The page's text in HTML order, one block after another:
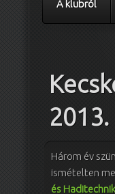
A klubról
Három év
ismételten
és